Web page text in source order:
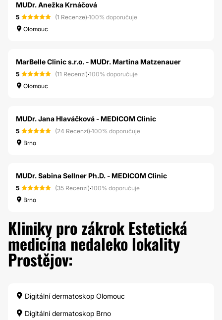
MUDr. Anežka Krnáčová
5 (1 Recenze)·100% doporučuje
Olomouc
MarBelle Clinic s.r.o. - MUDr. Martina Matzenauer
5 (11 Recenzí)·100% doporučuje
Olomouc
MUDr. Jana Hlaváčková - MEDICOM Clinic
5 (24 Recenzí)·100% doporučuje
Brno
MUDr. Sabina Sellner Ph.D. - MEDICOM Clinic
5 (35 Recenzí)·100% doporučuje
Brno
Kliniky pro zákrok Estetická
medicína nedaleko lokality
Prostějov:
Digitální dermatoskop Olomouc
Digitální dermatoskop Brno